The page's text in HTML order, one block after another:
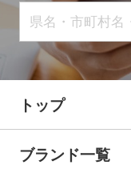
トップ
ブランド一覧